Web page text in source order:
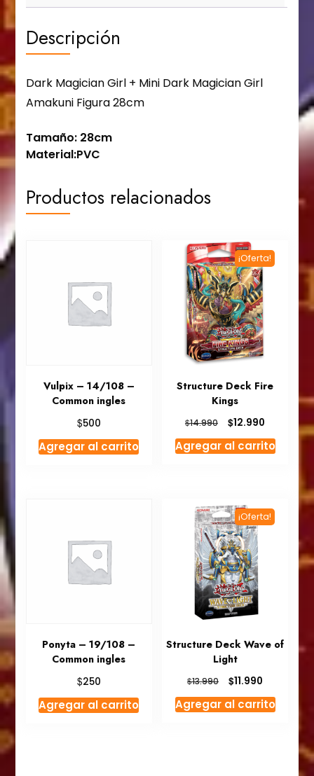
Descripción
Dark Magician Girl + Mini Dark Magician Girl
Amakuni Figura 28cm
Tamaño: 28cm
Material:PVC
Productos relacionados
Vulpix – 14/108 –
Common ingles
$500
Agregar al carrito
¡Oferta!
Structure Deck Fire
Kings
$14.990
El
precio
original
$12.990
precio
actual
$12.990.
Agregar al carrito
Ponyta – 19/108 –
Common ingles
$250
Agregar al carrito
¡Oferta!
Structure Deck Wave of
Light
$13.990
El
precio
original
$11.990
precio
actual
$11.990.
Agregar al carrito